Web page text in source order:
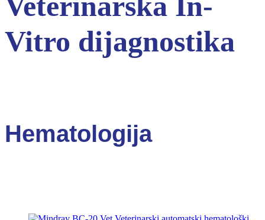
Vitro dijagnostika
Hematologija